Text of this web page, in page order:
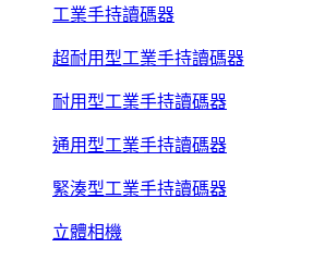
工業手持讀碼器
超耐用型工業手持讀碼器
耐用型工業手持讀碼器
通用型工業手持讀碼器
緊湊型工業手持讀碼器
立體相機